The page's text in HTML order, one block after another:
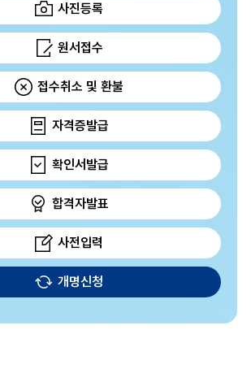
사진등록
원서접수
접수취소 및 환불
자격증발급
확인서발급
합격자발표
사전입력
개명신청